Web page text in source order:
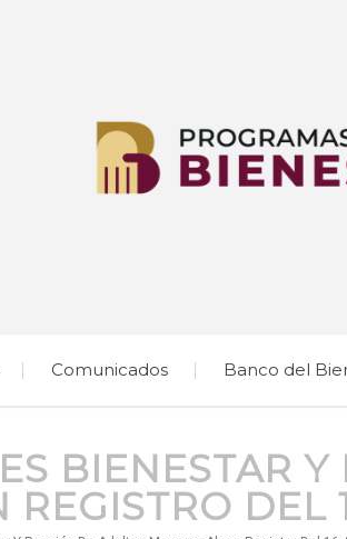
Comunicados Banco del
BIENESTAR
REGISTRO DEL